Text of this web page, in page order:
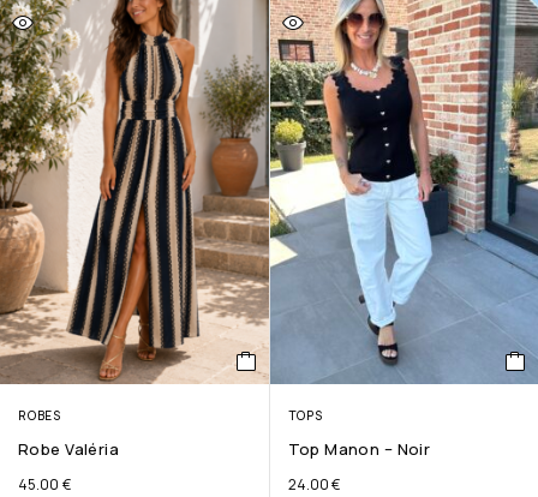
ROBES
Robe Valéria
45.00 €
TOPS
Top Manon – Noir
24.00€